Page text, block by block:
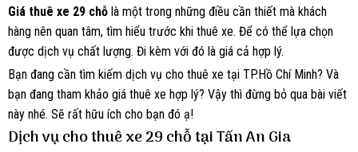
Giá thuê xe 29 chỗ là một trong những điều cần thiết mà khách
hàng nên quan tâm, tìm hiểu trước khi thuê xe. Để có thể lựa chọn
được dịch vụ chất lượng. Đi kèm với đó là giá cả hợp lý.
Bạn đang cần tìm kiếm dịch vụ cho thuê xe tại TP.Hồ Chí Minh? Và
bạn đang tham khảo giá thuê xe hợp lý? Vậy thì đừng bỏ qua bài viết
này nhé. Sẽ rất hữu ích cho bạn đó ạ!
Dịch vụ cho thuê xe 29 chỗ tại Tấn An Gia